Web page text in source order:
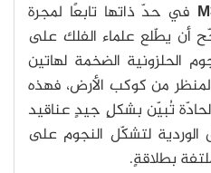
في حدّ ذاتها تابعًا لمجرة
أن يطّلع علماء الفلك على
الحلزونية الضخمة لهاتين
من كوكب الأرض، فهذه
تُبيّن بشكلٍ جيدٍ عناقيد
الوردية لتشكّل النجوم على
بطلاقةٍ.